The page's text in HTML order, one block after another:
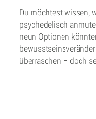
Du möchtest wissen,
psychedelisch
neun Optionen
überraschen – doch